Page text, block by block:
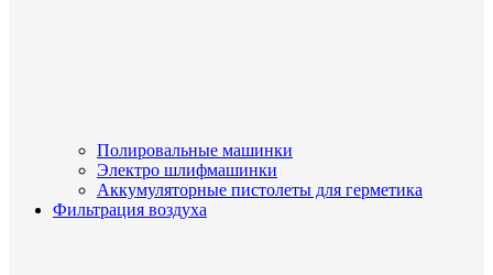
Полировальные машинки
Электро шлифмашинки
Аккумуляторные пистолеты для герметика
Фильтрация воздуха